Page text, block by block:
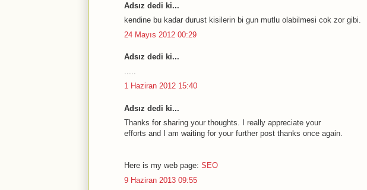
Adsız dedi ki...
kendine bu kadar durust kisilerin bi gun mutlu olabilmesi cok zor gibi.
24 Mayıs 2012 00:29
Adsız dedi ki...
1 Haziran 2012 15:40
Adsız dedi ki...
Thanks for sharing your thoughts. I really appreciate your
efforts and I am waiting for your further post thanks once again.
Here is my web page: SEO
9 Haziran 2013 09:55